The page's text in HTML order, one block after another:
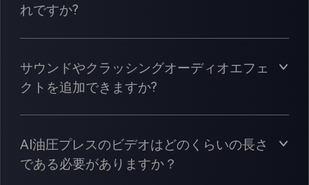
れですか?
サウンドやクラッシングオーディオエフェ
クトを追加できますか?
AI油圧プレスのビデオはどのくらいの長さ
である必要がありますか？